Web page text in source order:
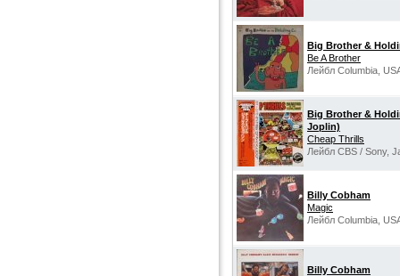
Big Brother &
Be A Brother
Лейбл Columbia,
Big Brother &
Joplin)
Cheap Thrills
Лейбл CBS / Sony,
Billy Cobham
Magic
Лейбл Columbia,
Billy Cobham